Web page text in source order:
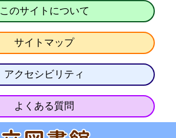
このサイトについて
サイトマップ
アクセシビリティ
よくある質問